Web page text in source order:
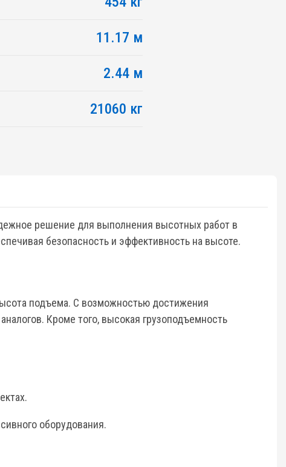
11.17 м
2.44 м
21060 кг
решение для выполнения высотных работ в
безопасность и эффективность на высоте.
подъема. С возможностью достижения
Кроме того, высокая грузоподъемность
оборудования.